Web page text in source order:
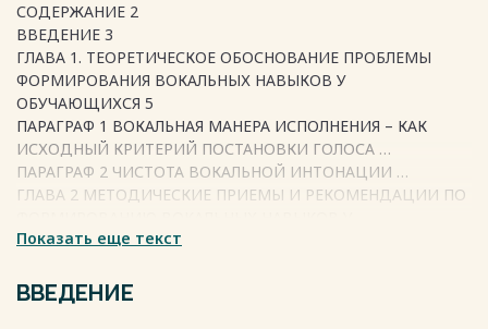
СОДЕРЖАНИЕ 2
ВВЕДЕНИЕ 3
ГЛАВА 1. ТЕОРЕТИЧЕСКОЕ ОБОСНОВАНИЕ ПРОБЛЕМЫ
ФОРМИРОВАНИЯ ВОКАЛЬНЫХ НАВЫКОВ У
ОБУЧАЮЩИХСЯ 5
ПАРАГРАФ 1 ВОКАЛЬНАЯ МАНЕРА ИСПОЛНЕНИЯ – КАК
ИСХОДНЫЙ КРИТЕРИЙ ПОСТАНОВКИ ГОЛОСА …
ПАРАГРАФ 2 ЧИСТОТА ВОКАЛЬНОЙ ИНТОНАЦИИ …
ГЛАВА 2 МЕТОДИЧЕСКИЕ ПРИЕМЫ И РЕКОМЕНДАЦИИ ПО
ОБУЧАЮЩИХСЯ В ПРОЦЕССЕ ДОПОЛНИТЕЛЬНОГО
ПАРАГРАФ 3 МЕТОДИЧЕСКИЕ ПРИЕМЫ И РЕКОМЕНДАЦИИ
ПО РАБОТЕ НАД ФОРМИРОВАНИЕМ ВОКАЛЬНЫХ
Показать еще текст
ВВЕДЕНИЕ